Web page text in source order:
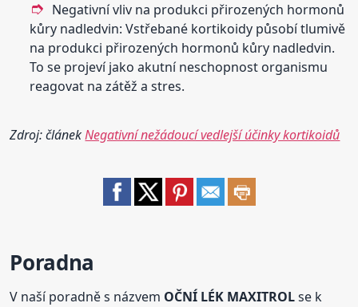
Negativní vliv na produkci přirozených hormonů
kůry nadledvin: Vstřebané kortikoidy působí tlumivě
na produkci přirozených hormonů kůry nadledvin.
To se projeví jako akutní neschopnost organismu
reagovat na zátěž a stres.
Zdroj: článekNegativní nežádoucí vedlejší účinky kortikoidů
Poradna
V naší poradně s názvem OČNÍ LÉK MAXITROLse k